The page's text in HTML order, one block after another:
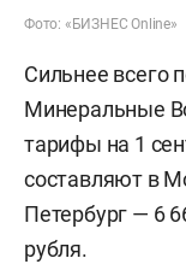
Фото: «БИЗНЕС Online»
Сильнее всего
Минеральные
тарифы на 1
составляют в
Петербург — 6
рубля.